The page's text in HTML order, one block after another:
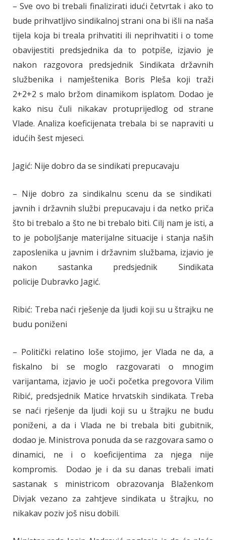
– Sve ovo bi trebali finalizirati idući četvrtak i ako to
bude prihvatljivo sindikalnoj strani ona bi išli na naša
tijela koja bi treala prihvatiti ili neprihvatiti i o tome
obavijestiti predsjednika da to potpiše, izjavio je
nakon razgovora predsjednik Sindikata državnih
službenika i namještenika Boris Pleša koji traži
2+2+2 s malo bržom dinamikom isplatom. Dodao je
kako nisu čuli nikakav protuprijedlog od strane
Vlade. Analiza koeficijenata trebala bi se napraviti u
idućih šest mjeseci.
Jagić: Nije dobro da se sindikati prepucavaju
– Nije dobro za sindikalnu scenu da se sindikati
javnih i državnih službi prepucavaju i da netko priča
što bi trebalo a što ne bi trebalo biti. Cilj nam je isti, a
to je poboljšanje materijalne situacije i stanja naših
zaposlenika u javnim i državnim službama, izjavio je
nakon sastanka predsjednik Sindikata
policije Dubravko Jagić.
Ribić: Treba naći rješenje da ljudi koji su u štrajku ne
budu poniženi
– Politički relatino loše stojimo, jer Vlada ne da, a
fiskalno bi se moglo razgovarati o mnogim
varijantama, izjavio je uoči početka pregovora Vilim
Ribić, predsjednik Matice hrvatskih sindikata. Treba
se naći rješenje da ljudi koji su u štrajku ne budu
poniženi, a da i Vlada ne bi trebala biti gubitnik,
dodao je. Ministrova ponuda da se razgovara samo o
dinamici, ne i o koeficijentima za njega nije
kompromis. Dodao je i da su danas trebali imati
sastanak s ministricom obrazovanja Blaženkom
Divjak vezano za zahtjeve sindikata u štrajku, no
nikakav poziv još nisu dobili.